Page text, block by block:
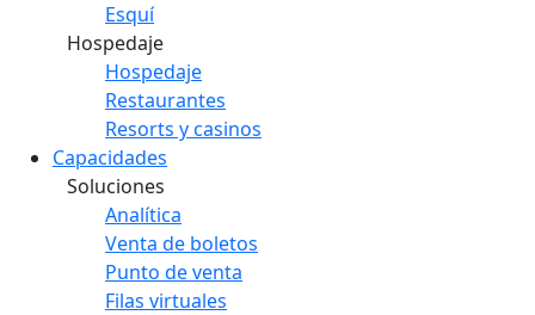
Esquí
Hospedaje
Hospedaje
Restaurantes
Resorts y casinos
Capacidades
Soluciones
Analítica
Venta de boletos
Punto de venta
Filas virtuales